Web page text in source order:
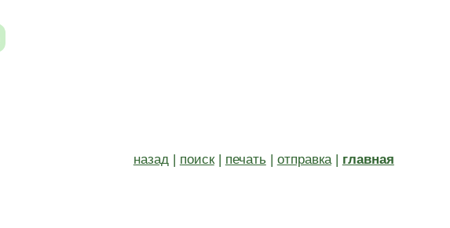
назад| поиск| печать | отправка| главная